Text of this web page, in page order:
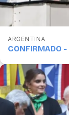
ARGENTINA
CONFIRMADO -